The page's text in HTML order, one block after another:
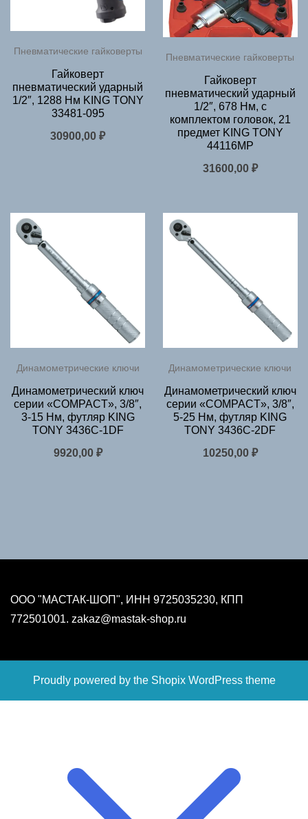
Пневматические гайковерты
Гайковерт
пневматический ударный
1/2″, 1288 Нм KING TONY
33481-095
30900,00₽
Пневматические гайковерты
Гайковерт
пневматический ударный
1/2″, 678 Нм, с
комплектом головок, 21
предмет KING TONY
44116MP
31600,00 ₽
Динамометрические ключи
Динамометрический ключ
серии «COMPACT», 3/8″,
3-15 Нм, футляр KING
TONY 3436C-1DF
9920,00 ₽
Динамометрические ключи
Динамометрический ключ
серии «COMPACT», 3/8″,
5-25 Нм, футляр KING
TONY 3436C-2DF
10250,00 ₽
ООО "МАСТАК-ШОП", ИНН 9725035230, КПП
772501001. zakaz@mastak-shop.ru
Proudly powered by the Shopix WordPress theme